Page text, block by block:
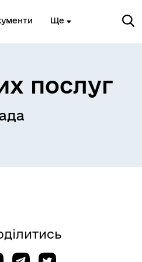
Ще
Пам’ятка учасникам
послуг